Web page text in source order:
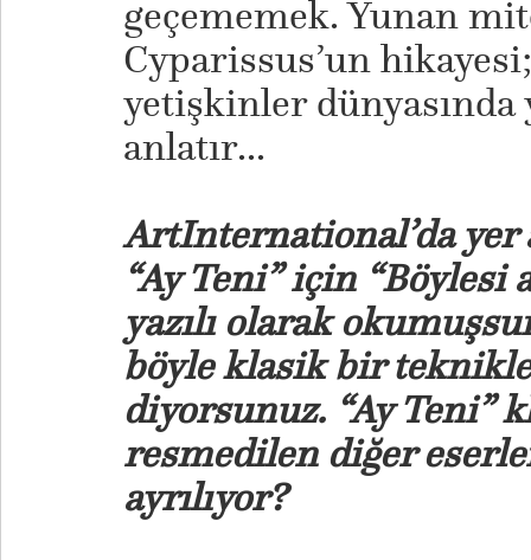
geçememek. Yunan
Cyparissus’un
yetişkinler dünyasında
anlatır...
ArtInternational’da yer
“Ay Teni” için “Böylesi
yazılı olarak
böyle klasik bir
diyorsunuz. “Ay Teni”
resmedilen diğer
ayrılıyor?